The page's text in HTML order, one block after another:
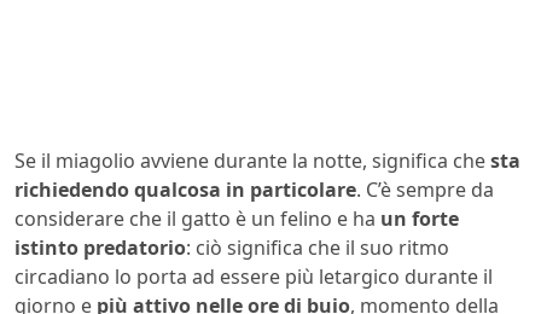
Se il miagolio avviene durante la notte, significa chesta
richiedendo qualcosa in particolare. C’è sempre da
considerare che il gatto è un felino e ha un forte
istinto predatorio: ciò significa che il suo ritmo
circadiano lo porta ad essere più letargico durante il
giorno e più attivo nelle ore di buio, momento della